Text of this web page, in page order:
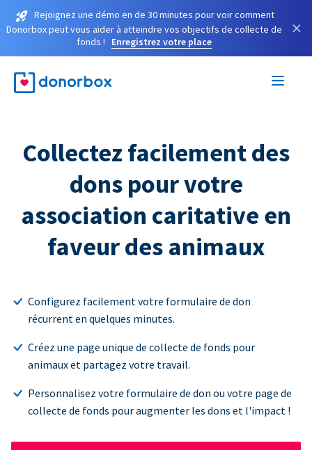
Rejoignez une démo en de 30 minutes pour voir comment
Donorbox peut vous aider à atteindre vos objectifs de collecte de
fonds !
Enregistrez votre place
×
Collectez facilement des
dons pour votre
association caritative en
faveur des animaux
Configurez facilement votre formulaire de don
récurrent en quelques minutes.
Créez une page unique de collecte de fonds pour
animaux et partagez votre travail.
Personnalisez votre formulaire de don ou votre page de
collecte de fonds pour augmenter les dons et l'impact !